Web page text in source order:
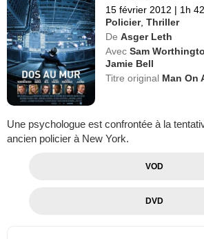
15 février 2012 | 1h
Policier,Thriller
De Asger Leth
Avec Sam
Jamie Bell
Titre original Man On
Une psychologue est confrontée à la
ancien policier à New York.
VOD
DVD